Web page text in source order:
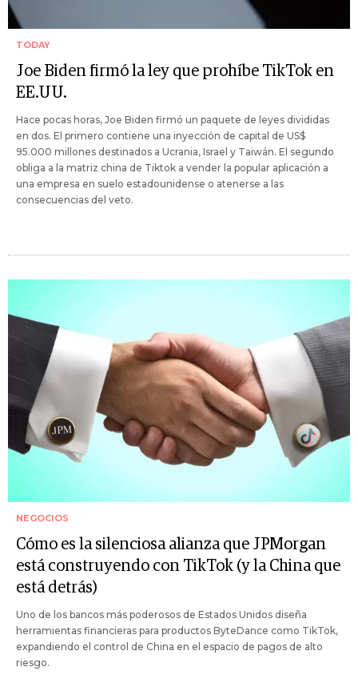
TODAY
Joe Biden firmó la ley que prohíbe TikTok en
EE.UU.
Hace pocas horas, Joe Biden firmó un paquete de leyes divididas
en dos. El primero contiene una inyección de capital de US$
95.000 millones destinados a Ucrania, Israel y Taiwán. El segundo
obliga a la matriz china de Tiktok a vender la popular aplicación a
una empresa en suelo estadounidense o atenerse a las
consecuencias del veto.
NEGOCIOS
Cómo es la silenciosa alianza que JPMorgan
está construyendo con TikTok (y la China que
está detrás)
Uno de los bancos más poderosos de Estados Unidos diseña
herramientas financieras para productos ByteDance como TikTok,
expandiendo el control de China en el espacio de pagos de alto
riesgo.